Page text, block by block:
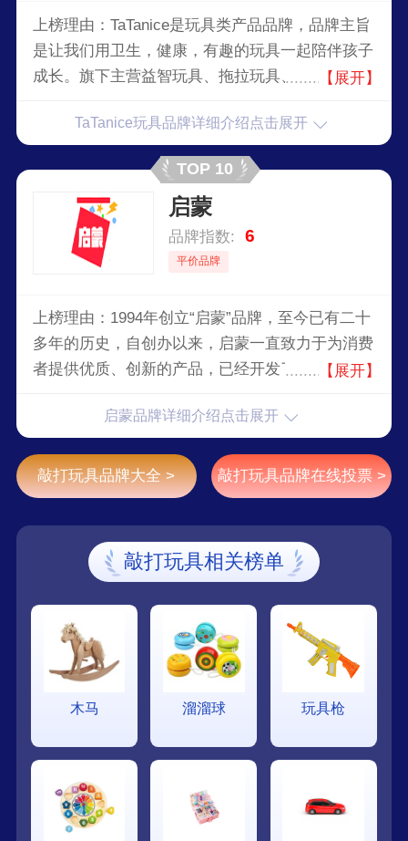
上榜理由：TaTanice是玩具类产品品牌，品牌主旨
是让我们用卫生，健康，有趣的玩具一起陪伴孩子
成长。旗下主营益智玩具、拖拉玩具、亲子互动玩
品和售后服务赢得大众的喜爱和认可。
【展开】
TaTanice玩具品牌详细介绍点击展开
TOP 10
启蒙
品牌指数: 6
平价品牌
上榜理由：1994年创立“启蒙”品牌，至今已有二十
多年的历史，自创办以来，启蒙一直致力于为消费
者提供优质、创新的产品，已经开发了十多个系
证、美国的ASTM、中国的3C认证，销售网络已经
多个省市,是国内厂家中的领导品牌。
【展开】
启蒙品牌详细介绍点击展开
敲打玩具品牌大全 > 敲打玩具品牌在线投票 >
敲打玩具相关榜单
木马 溜溜球 玩具枪